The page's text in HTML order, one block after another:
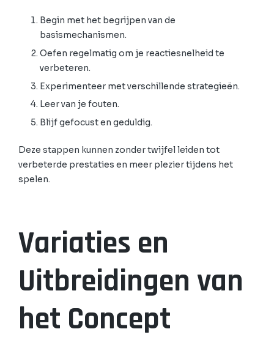
Begin met het begrijpen van de
basismechanismen.
Oefen regelmatig om je reactiesnelheid te
verbeteren.
Experimenteer met verschillende strategieën.
Leer van je fouten.
Blijf gefocust en geduldig.
Deze stappen kunnen zonder twijfel leiden tot
verbeterde prestaties en meer plezier tijdens het
spelen.
Variaties en
Uitbreidingen van
het Concept